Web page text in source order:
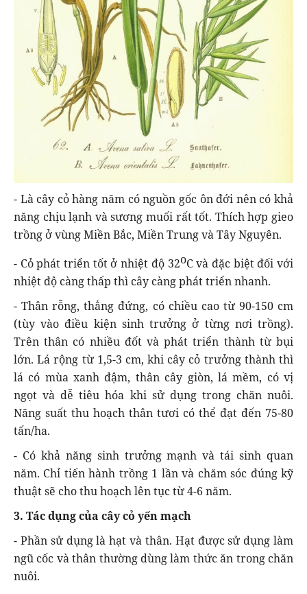
- Là cây cỏ hàng năm có nguồn gốc ôn đới nên có khả
năng chịu lạnh và sương muối rất tốt. Thích hợp gieo
trồng ở vùng Miền Bắc, Miền Trung và Tây Nguyên.
- Cỏ phát triển tốt ở nhiệt độ 32oC và đặc biệt đối với
nhiệt độ càng thấp thì cây càng phát triển nhanh.
- Thân rỗng, thẳng đứng, có chiều cao từ 90-150 cm
(tùy vào điều kiện sinh trưởng ở từng nơi trồng).
Trên thân có nhiều đốt và phát triển thành từ bụi
lớn. Lá rộng từ 1,5-3 cm, khi cây cỏ trưởng thành thì
lá có mùa xanh đậm, thân cây giòn, lá mềm, có vị
ngọt và dễ tiêu hóa khi sử dụng trong chăn nuôi.
Năng suất thu hoạch thân tươi có thể đạt đến 75-80
tấn/ha.
- Có khả năng sinh trưởng mạnh và tái sinh quan
năm. Chỉ tiến hành trồng 1 lần và chăm sóc đúng kỹ
thuật sẽ cho thu hoạch lên tục từ 4-6 năm.
3. Tác dụng của cây cỏ yến mạch
- Phần sử dụng là hạt và thân. Hạt được sử dụng làm
ngũ cốc và thân thường dùng làm thức ăn trong chăn
nuôi.